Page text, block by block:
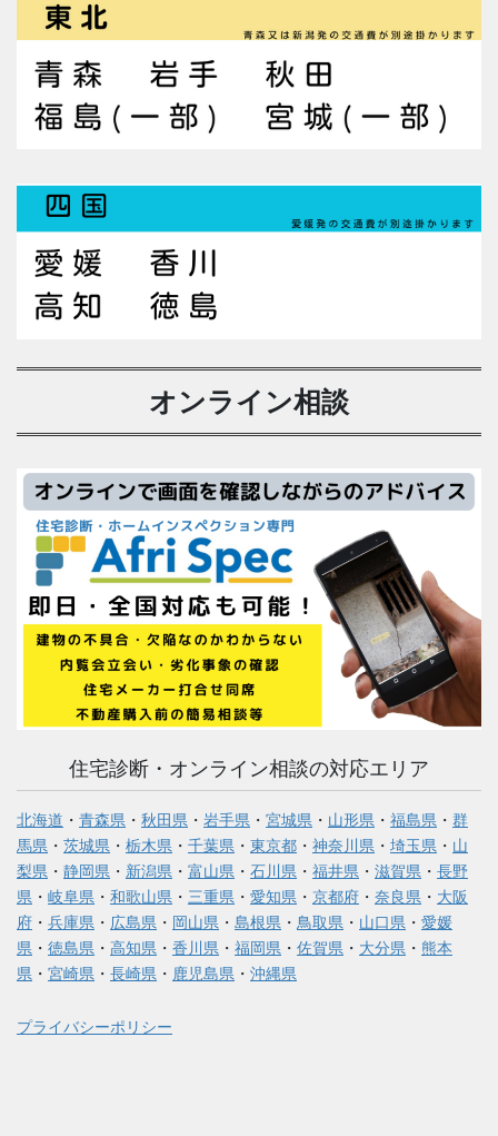
オンライン相談
住宅診断・オンライン相談の対応エリア
北海道 ・ 青森県 ・ 秋田県 ・ 岩手県 ・ 宮城県 ・ 山形県 ・ 福島県 ・ 群
馬県 ・ 茨城県 ・ 栃木県 ・ 千葉県 ・ 東京都 ・ 神奈川県 ・ 埼玉県 ・ 山
梨県 ・ 静岡県 ・ 新潟県 ・ 富山県 ・ 石川県 ・ 福井県 ・ 滋賀県 ・ 長野
県 ・ 岐阜県 ・ 和歌山県 ・ 三重県 ・ 愛知県 ・ 京都府 ・ 奈良県 ・ 大阪
府 ・ 兵庫県 ・ 広島県 ・ 岡山県 ・ 島根県 ・ 鳥取県 ・ 山口県 ・ 愛媛
県 ・ 徳島県 ・ 高知県 ・ 香川県 ・ 福岡県 ・ 佐賀県 ・ 大分県 ・ 熊本
県 ・ 宮崎県 ・ 長崎県 ・ 鹿児島県 ・ 沖縄県
プライバシーポリシー